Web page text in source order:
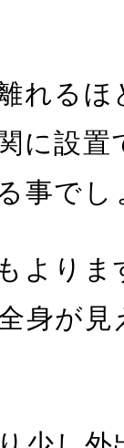
れるほ
に設置
事でし
よりま
身が